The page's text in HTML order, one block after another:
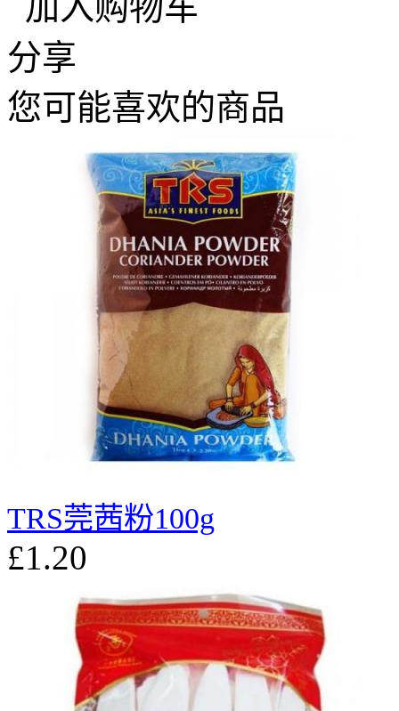
分享
您可能喜欢的商品
TRS莞茜粉100g
£1.20